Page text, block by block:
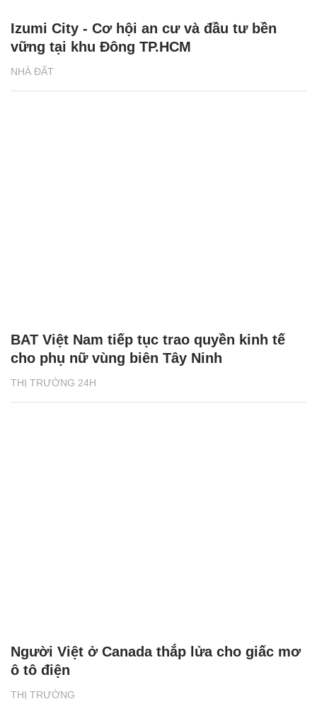
NHÀ ĐẤT
Izumi City - Cơ hội an cư và đầu tư bền
vững tại khu Đông TP.HCM
THỊ TRƯỜNG 24H
BAT Việt Nam tiếp tục trao quyền kinh tế
cho phụ nữ vùng biên Tây Ninh
THỊ TRƯỜNG
Người Việt ở Canada thắp lửa cho giấc mơ
ô tô điện